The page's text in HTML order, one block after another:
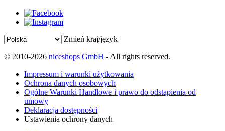
Zmień kraj/język
© 2010-2026 niceshops GmbH - All rights reserved.
Impressum i warunki użytkowania
Ochrona danych osobowych
Ogólne Warunki Handlowe i prawo do odstąpienia od
umowy
Deklaracja dostępności
Ustawienia ochrony danych